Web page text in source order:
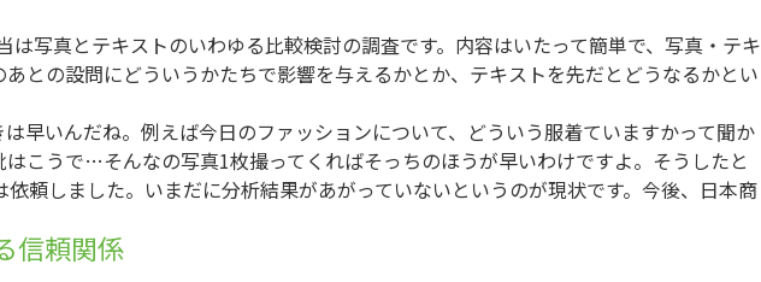
写真とテキストのいわゆる比較検討の調査です。内容はいたって簡単で、写真・テキ
との設問にどういうかたちで影響を与えるかとか、テキストを先だとどうなるかとい
早いんだね。例えば今日のファッションについて、どういう服着ていますかって聞か
こうで…そんなの写真1枚撮ってくればそっちのほうが早いわけですよ。そうしたと
頼しました。いまだに分析結果があがっていないというのが現状です。今後、日本商
信頼関係